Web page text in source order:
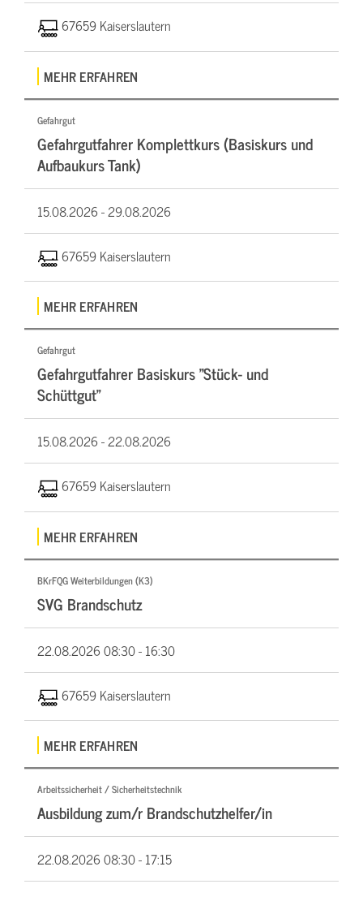
67659 Kaiserslautern
MEHR ERFAHREN
Gefahrgut
Gefahrgutfahrer Komplettkurs (Basiskurs und
Aufbaukurs Tank)
15.08.2026 -29.08.2026
67659 Kaiserslautern
MEHR ERFAHREN
Gefahrgut
Gefahrgutfahrer Basiskurs "Stück- und
Schüttgut"
15.08.2026 -22.08.2026
67659 Kaiserslautern
MEHR ERFAHREN
BKrFQG Weiterbildungen (K3)
SVG Brandschutz
22.08.202608:30 - 16:30
67659 Kaiserslautern
MEHR ERFAHREN
Arbeitssicherheit / Sicherheitstechnik
Ausbildung zum/r Brandschutzhelfer/in
22.08.202608:30 - 17:15